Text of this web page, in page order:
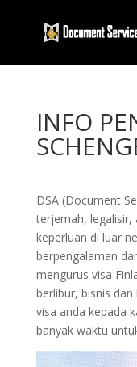
INFO
DSA (Document
terjemah,
keperluan di luar
berpengalaman
mengurus visa
berlibur, bisnis
visa anda kepada
banyak waktu